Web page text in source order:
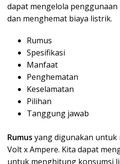
dapat mengelola
dan menghemat biaya listrik.
Rumus
Spesifikasi
Manfaat
Penghematan
Keselamatan
Pilihan
Tanggung jawab
Rumus yang digunakan
Volt x Ampere. Kita dapat
untuk menghitung konsumsi